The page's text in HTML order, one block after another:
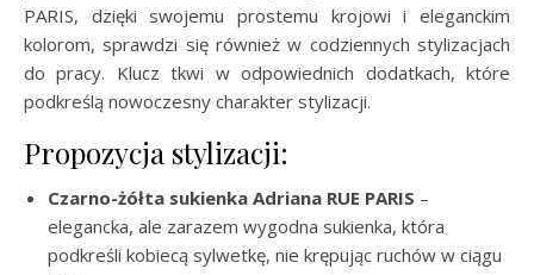
PARIS, dzięki swojemu prostemu krojowi i eleganckim
kolorom, sprawdzi się również w codziennych stylizacjach
do pracy. Klucz tkwi w odpowiednich dodatkach, które
podkreślą nowoczesny charakter stylizacji.
Propozycja stylizacji:
Czarno-żółta sukienka Adriana RUE PARIS –
elegancka, ale zarazem wygodna sukienka, która
podkreśli kobiecą sylwetkę, nie krępując ruchów w ciągu